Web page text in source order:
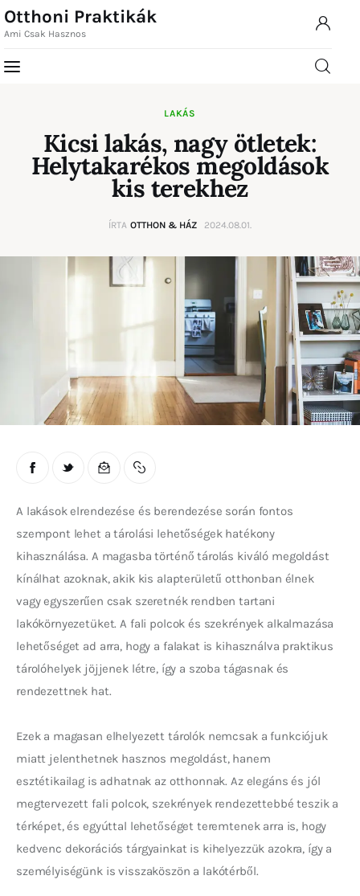
Otthoni Praktikák
Ami Csak Hasznos
Ami Csak Hasznos
Rovatok
Kapcsolat
LAKÁS
Kicsi lakás, nagy ötletek:
Helytakarékos megoldások
kis terekhez
ÍRTA OTTHON & HÁZ 2024.08.01.
A lakások elrendezése és berendezése során fontos
szempont lehet a tárolási lehetőségek hatékony
kihasználása. A magasba történő tárolás kiváló megoldást
kínálhat azoknak, akik kis alapterületű otthonban élnek
vagy egyszerűen csak szeretnék rendben tartani
lakókörnyezetüket. A fali polcok és szekrények alkalmazása
lehetőséget ad arra, hogy a falakat is kihasználva praktikus
tárolóhelyek jöjjenek létre, így a szoba tágasnak és
rendezettnek hat.
Ezek a magasan elhelyezett tárolók nemcsak a funkciójuk
miatt jelenthetnek hasznos megoldást, hanem
esztétikailag is adhatnak az otthonnak. Az elegáns és jól
megtervezett fali polcok, szekrények rendezettebbé teszik a
térképet, és egyúttal lehetőséget teremtenek arra is, hogy
kedvenc dekorációs tárgyainkat is kihelyezzük azokra, így a
személyiségünk is visszaköszön a lakótérből.